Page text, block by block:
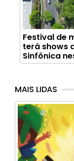
Festival de
terá shows
Sinfônica
MAIS LIDAS